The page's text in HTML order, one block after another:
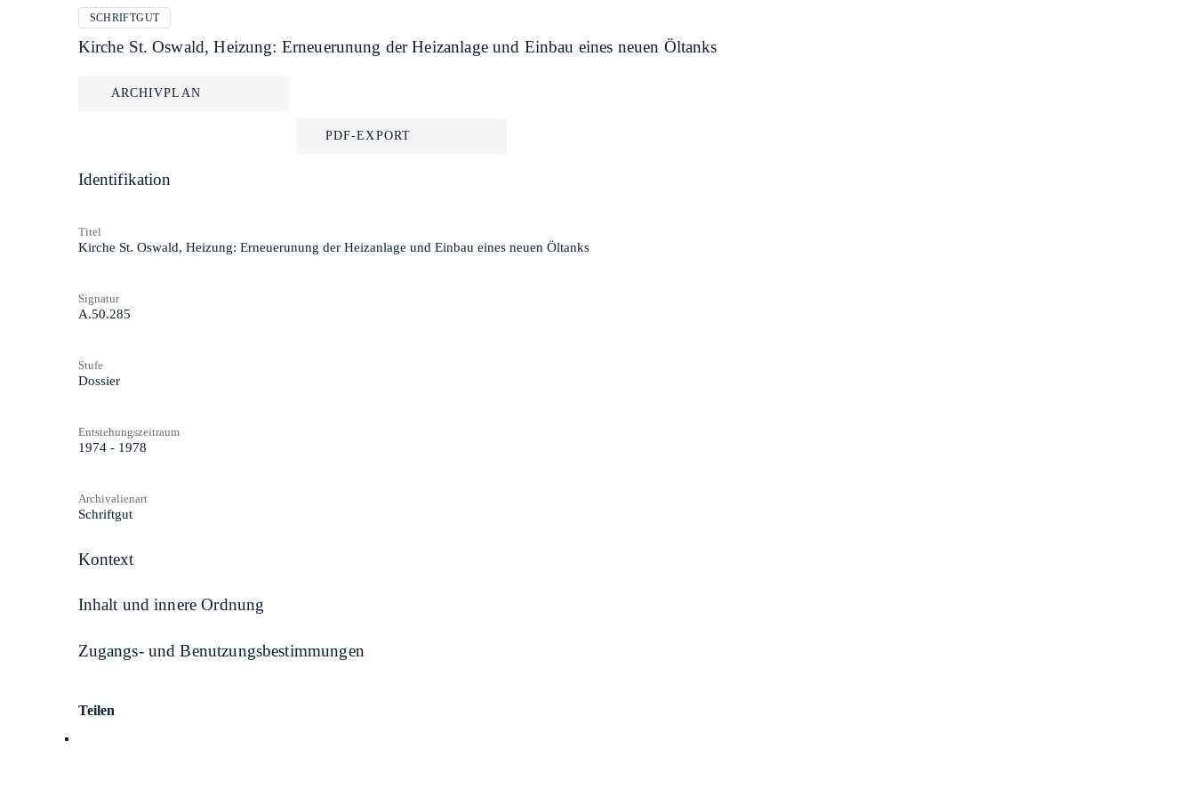
SCHRIFTGUT
Kirche St. Oswald, Heizung: Erneuerunung der Heizanlage und Einbau eines neuen Öltanks
ARCHIVPLAN
PDF-EXPORT
Identifikation
Titel
Kirche St. Oswald, Heizung: Erneuerunung der Heizanlage und Einbau eines neuen Öltanks
Signatur
A.50.285
Stufe
Dossier
Entstehungszeitraum
1974 - 1978
Archivalienart
Schriftgut
Kontext
Inhalt und innere Ordnung
Zugangs- und Benutzungsbestimmungen
Teilen